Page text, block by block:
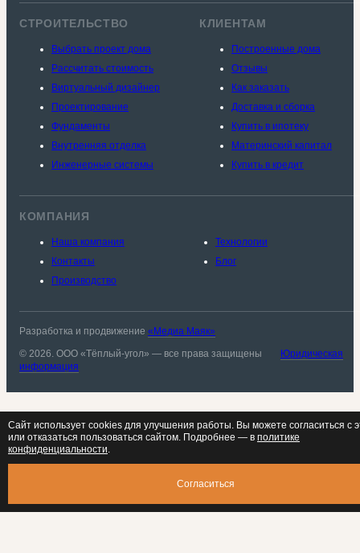
СТРОИТЕЛЬСТВО
Выбрать проект дома
Рассчитать стоимость
Виртуальный дизайнер
Проектирование
Фундаменты
Внутренняя отделка
Инженерные системы
КЛИЕНТАМ
Построенные дома
Отзывы
Как заказать
Доставка и сборка
Купить в ипотеку
Материнский капитал
Купить в кредит
КОМПАНИЯ
Наша компания
Контакты
Производство
Технологии
Блог
© 2026. ООО «Тёплый-угол» — все права защищены
Юридическая
информация
Разработка и продвижение «Медиа Маяк»
Сайт использует cookies для улучшения работы. Вы можете согласиться с
или отказаться пользоваться сайтом. Подробнее — в политике
конфиденциальности.
Согласиться